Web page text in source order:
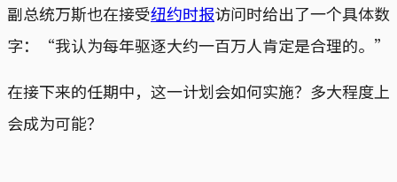
副总统万斯也在接受纽约时报访问时给出了一个具体数
字：“我认为每年驱逐大约一百万人肯定是合理的。”
在接下来的任期中，这一计划会如何实施？多大程度上
会成为可能？